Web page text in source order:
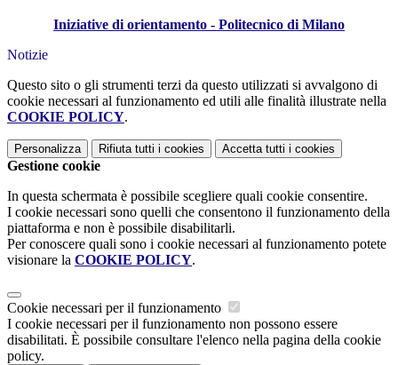
Iniziative di orientamento - Politecnico di Milano
Notizie
Questo sito o gli strumenti terzi da questo utilizzati si avvalgono di
cookie necessari al funzionamento ed utili alle finalità illustrate nella
COOKIE POLICY.
Personalizza Rifiuta tutti i cookies Accetta tutti i cookies
Gestione cookie
In questa schermata è possibile scegliere quali cookie consentire.
I cookie necessari sono quelli che consentono il funzionamento della
piattaforma e non è possibile disabilitarli.
Per conoscere quali sono i cookie necessari al funzionamento potete
visionare la COOKIE POLICY.
Cookie necessari per il funzionamento
I cookie necessari per il funzionamento non possono essere
disabilitati. È possibile consultare l'elenco nella pagina della cookie
policy.